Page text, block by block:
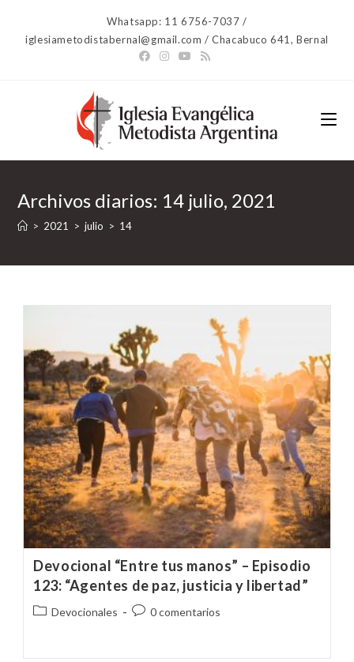
contenido
Whatsapp: 11 6756-7037 /
iglesiametodistabernal@gmail.com / Chacabuco 641, Bernal
Archivos diarios: 14 julio, 2021
> 2021 > julio > 14
Devocional “Entre tus manos” – Episodio
123: “Agentes de paz, justicia y libertad”
Categoría
Devocionales
Comentarios
0 comentarios